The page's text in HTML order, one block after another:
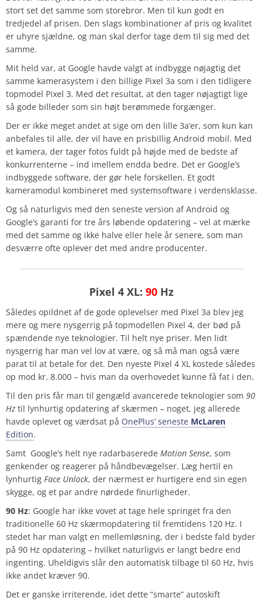
stort set det samme som storebror. Men til kun godt en
tredjedel af prisen. Den slags kombinationer af pris og kvalitet
er uhyre sjældne, og man skal derfor tage dem til sig med det
samme.
Mit held var, at Google havde valgt at indbygge nøjagtig det
samme kamerasystem i den billige Pixel 3a som i den tidligere
topmodel Pixel 3. Med det resultat, at den tager nøjagtigt lige
så gode billeder som sin højt berømmede forgænger.
Der er ikke meget andet at sige om den lille 3a’er, som kun kan
anbefales til alle, der vil have en prisbillig Android mobil. Med
et kamera, der tager fotos fuldt på højde med de bedste af
konkurrenterne – ind imellem endda bedre. Det er Google’s
indbyggede software, der gør hele forskellen. Et godt
kameramodul kombineret med systemsoftware i verdensklasse.
Og så naturligvis med den seneste version af Android og
Google’s garanti for tre års løbende opdatering – vel at mærke
med det samme og ikke halve eller hele år senere, som man
desværre ofte oplever det med andre producenter.
Pixel 4 XL: 90 Hz
Således opildnet af de gode oplevelser med Pixel 3a blev jeg
mere og mere nysgerrig på topmodellen Pixel 4, der bød på
spændende nye teknologier. Til helt nye priser. Men lidt
nysgerrig har man vel lov at være, og så må man også være
parat til at betale for det. Den nyeste Pixel 4 XL kostede således
op mod kr. 8.000 – hvis man da overhovedet kunne få fat i den.
Til den pris får man til gengæld avancerede teknologier som 90
Hz til lynhurtig opdatering af skærmen – noget, jeg allerede
havde oplevet og værdsat på OnePlus’ seneste McLaren
Edition.
Samt Google’s helt nye radarbaserede Motion Sense, som
genkender og reagerer på håndbevægelser. Læg hertil en
lynhurtig Face Unlock, der nærmest er hurtigere end sin egen
skygge, og et par andre nørdede finurligheder.
90 Hz: Google har ikke vovet at tage hele springet fra den
traditionelle 60 Hz skærmopdatering til fremtidens 120 Hz. I
stedet har man valgt en mellemløsning, der i bedste fald byder
på 90 Hz opdatering – hvilket naturligvis er langt bedre end
ingenting. Uheldigvis slår den automatisk tilbage til 60 Hz, hvis
ikke andet kræver 90.
Det er ganske irriterende, idet dette “smarte” autoskift